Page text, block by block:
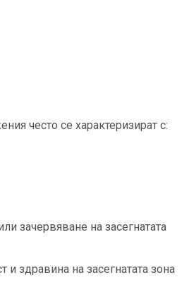
често се характеризират с:
зачервяване на засегнатата
и здравина на засегнатата зона